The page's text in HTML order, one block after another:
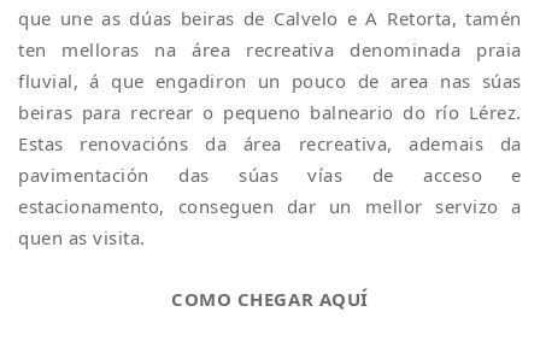
que une as dúas beiras de Calvelo e A Retorta, tamén
ten melloras na área recreativa denominada praia
fluvial, á que engadiron un pouco de area nas súas
beiras para recrear o pequeno balneario do río Lérez.
Estas renovacións da área recreativa, ademais da
pavimentación das súas vías de acceso e
estacionamento, conseguen dar un mellor servizo a
quen as visita.
COMO CHEGAR AQUÍ